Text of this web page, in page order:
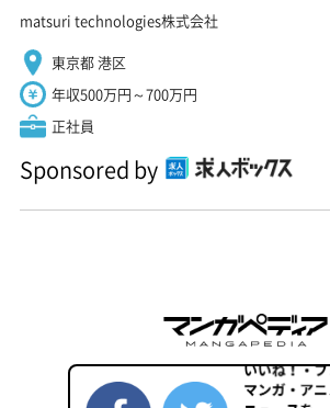
matsuri technologies株式会社
東京都 港区
年収500万円～700万円
正社員
Sponsored by